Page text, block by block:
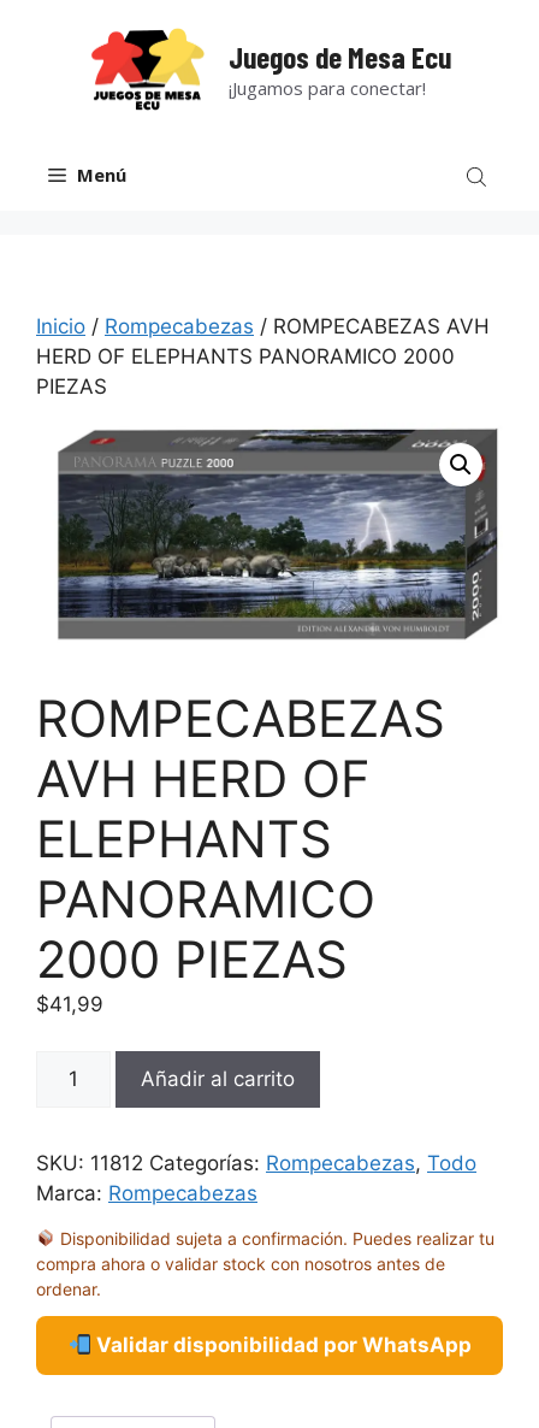
Juegos de Mesa Ecu
¡Jugamos para conectar!
Menú
Inicio / Rompecabezas / ROMPECABEZAS AVH
HERD OF ELEPHANTS PANORAMICO 2000
PIEZAS
ROMPECABEZAS
AVH HERD OF
ELEPHANTS
PANORAMICO
2000 PIEZAS
$41,99
AVH
OF
ELEPHANTS
2000
PIEZAS
cantidad
Añadir al carrito
SKU: 11812 Categorías: Rompecabezas, Todo
Marca: Rompecabezas
Disponibilidad sujeta a confirmación. Puedes realizar tu
compra ahora o validar stock con nosotros antes de
ordenar.
Validar disponibilidad por WhatsApp